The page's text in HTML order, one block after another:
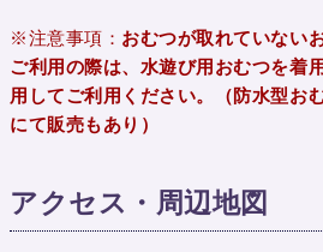
※注意事項： おむつが取れていない
ご利用の際は、水遊び用おむつを着
用してご利用ください。（防水型お
にて販売もあり）
アクセス・周辺地図